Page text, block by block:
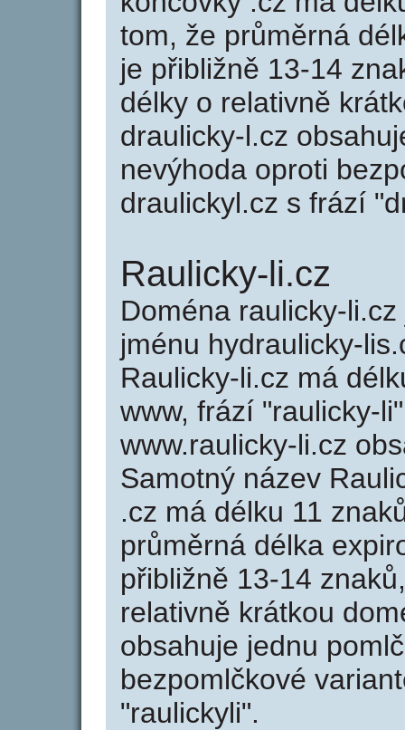
tom, že průměrná
je přibližně 13-14
délky o relativně
draulicky-l.cz
nevýhoda oproti
draulickyl.cz s frází
Raulicky-li.cz
Doména raulicky-
jménu hydraulicky-
Raulicky-li.cz má
www, frází "raulicky-
www.raulicky-li.cz
Samotný název
.cz má délku 11
průměrná délka
přibližně 13-14
relativně krátkou
obsahuje jednu
bezpomlčkové
"raulickyli".